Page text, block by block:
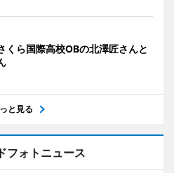
くら国際高校OBの北澤匠さんと
と見る
フォトニュース